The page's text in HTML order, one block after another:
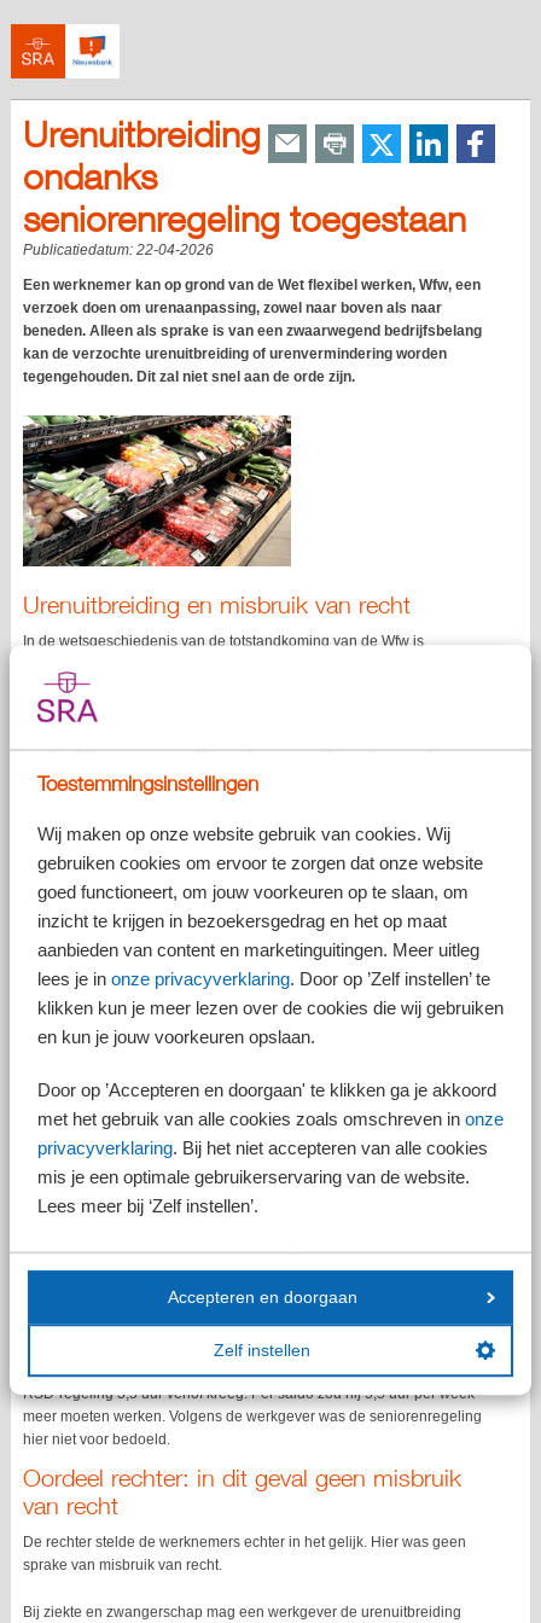
Toestemmingsinstellingen
Wij maken op onze website gebruik van cookies. Wij
gebruiken cookies om ervoor te zorgen dat onze website
goed functioneert, om jouw voorkeuren op te slaan, om
inzicht te krijgen in bezoekersgedrag en het op maat
aanbieden van content en marketinguitingen. Meer uitleg
lees je in onze privacyverklaring. Door op ’Zelf instellen’ te
klikken kun je meer lezen over de cookies die wij gebruiken
en kun je jouw voorkeuren opslaan.
Door op ’Accepteren en doorgaan' te klikken ga je akkoord
met het gebruik van alle cookies zoals omschreven in onze
privacyverklaring. Bij het niet accepteren van alle cookies
mis je een optimale gebruikerservaring van de website.
Lees meer bij ‘Zelf instellen’.
Accepteren en doorgaan
Zelf instellen
Urenuitbreiding
ondanks
seniorenregeling toegestaan
Publicatiedatum: 22-04-2026
Een werknemer kan op grond van de Wet flexibel werken, Wfw, een
verzoek doen om urenaanpassing, zowel naar boven als naar
beneden. Alleen als sprake is van een zwaarwegend bedrijfsbelang
kan de verzochte urenuitbreiding of urenvermindering worden
tegengehouden. Dit zal niet snel aan de orde zijn.
Urenuitbreiding en misbruik van recht
In de wetsgeschiedenis van de totstandkoming van de Wfw is
urenuitbreiding in de praktijk niet gaan werken, maar daar wel meer
salaris voor ontvangen. Een dergelijk geval zou misbruik van recht
voorbeelden opgenomen. De eerste is een zieke werknemer die zijn
recht op aanpassing van de arbeidsuren geldend wil maken in de
werkneemster die kort voor het zwangerschapsverlof een verzoek om
uitbreiding van de arbeidsuren doet met de bedoeling deze uitbreiding
tijdens het verlof te laten starten.
Urenuitbreiding voor ingangsdatum
seniorenregeling
Hoe moet worden omgegaan met de situatie dat een werknemer een
van de toepasselijke cao de seniorenregeling geldt?
magazijnmedewerkers van een supermarktketen die, voordat ze een
beroep konden doen op de seniorenregeling, vroegen om uitbreiding
roostervrije seniorendagen (RSD-regeling), direct roostervrije tijd zijn.
Misbruik van recht?
hier sprake was van misbruik van recht. De werknemers vroegen een
voor de 16 uur dat zij per week meer ging werken, op grond van de
RSD-regeling 3,5 uur verlof kreeg. Per saldo zou ze dan 12,5 uur per
week meer moeten werken. Voor een andere werknemer gold dat hij
voor de 8 uur per week dat hij meer ging werken, ook op grond van de
RSD-regeling 3,5 uur verlof kreeg. Per saldo zou hij 5,5 uur per week
meer moeten werken. Volgens de werkgever was de seniorenregeling
hier niet voor bedoeld.
Oordeel rechter: in dit geval geen misbruik
van recht
De rechter stelde de werknemers echter in het gelijk. Hier was geen
sprake van misbruik van recht.
Bij ziekte en zwangerschap mag een werkgever de urenuitbreiding